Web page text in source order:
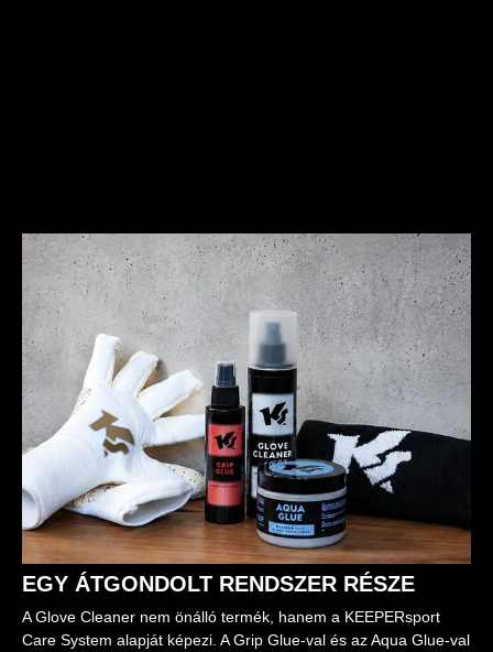
EGY ÁTGONDOLT RENDSZER RÉSZE
A Glove Cleaner nem önálló termék, hanem a KEEPERsport
Care System alapját képezi. A Grip Glue-val és az Aqua Glue-val